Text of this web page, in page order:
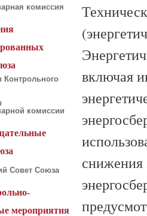
комиссия
Контрольного
комиссии
Совет Союза
мероприятия
включая
снижения